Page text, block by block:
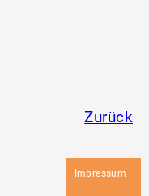
Zurück
Impressum